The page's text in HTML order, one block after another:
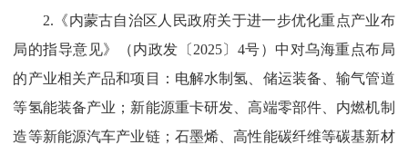
2. 《内蒙古自治区人民政府关于进一步优化重点产业布
局的指导意见》
（内政发〔 2025〕 4号） 中对乌海重点布局
的产业相关产品和项目：电解水制氢、储运装备、输气管道
等氢能装备产业；新能源重卡研发、高端零部件、内燃机制
造等新能源汽车产业链；石墨烯、高性能碳纤维等碳基新材